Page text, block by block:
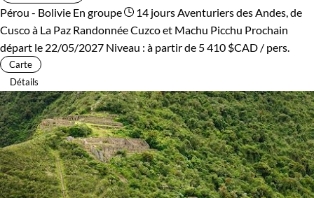
Pérou - Bolivie En groupe 14 jours Aventuriers des Andes, de
Cusco à La Paz Randonnée Cuzco et Machu Picchu Prochain
départ le 22/05/2027 Niveau : à partir de 5 410 $CAD / pers.
Carte
Détails